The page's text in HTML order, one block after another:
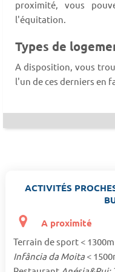
proximité, vous
l'équitation.
Types de
A disposition, vous
l'un de ces derniers en
ACTIVITÉS
A proximité
Terrain de sport <
Infância da Moita <